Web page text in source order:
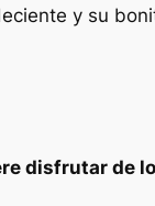
y su
disfrutar de